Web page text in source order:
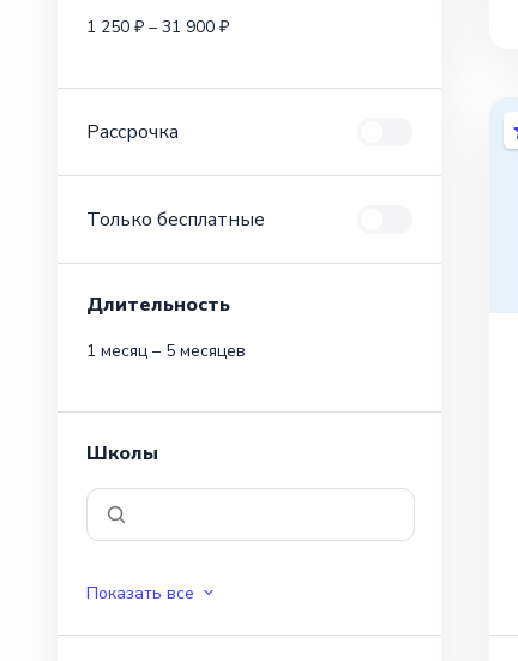
1 250 ₽ – 31 900 ₽
Рассрочка
Только бесплатные
Длительность
1 месяц – 5 месяцев
Школы
Показать все